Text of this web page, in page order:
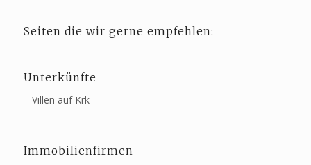
Seiten die wir gerne empfehlen:
Unterkünfte
– Villen auf Krk
Immobilienfirmen